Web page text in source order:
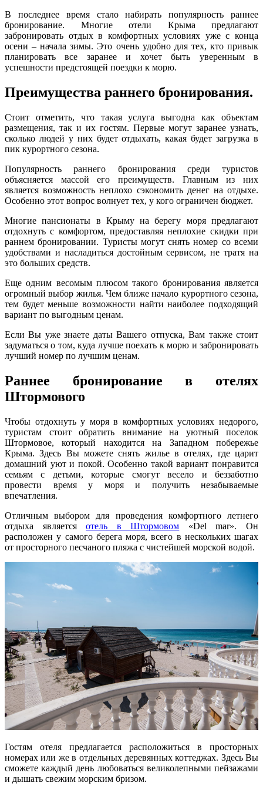
В последнее время стало набирать популярность раннее
бронирование. Многие отели Крыма предлагают
забронировать отдых в комфортных условиях уже с конца
осени – начала зимы. Это очень удобно для тех, кто привык
планировать все заранее и хочет быть уверенным в
успешности предстоящей поездки к морю.
Преимущества раннего бронирования.
Стоит отметить, что такая услуга выгодна как объектам
размещения, так и их гостям. Первые могут заранее узнать,
сколько людей у них будет отдыхать, какая будет загрузка в
пик курортного сезона.
Популярность раннего бронирования среди туристов
объясняется массой его преимуществ. Главным из них
является возможность неплохо сэкономить денег на отдыхе.
Особенно этот вопрос волнует тех, у кого ограничен бюджет.
Многие пансионаты в Крыму на берегу моря предлагают
отдохнуть с комфортом, предоставляя неплохие скидки при
раннем бронировании. Туристы могут снять номер со всеми
удобствами и насладиться достойным сервисом, не тратя на
это больших средств.
Еще одним весомым плюсом такого бронирования является
огромный выбор жилья. Чем ближе начало курортного сезона,
тем будет меньше возможности найти наиболее подходящий
вариант по выгодным ценам.
Если Вы уже знаете даты Вашего отпуска, Вам также стоит
задуматься о том, куда лучше поехать к морю и забронировать
лучший номер по лучшим ценам.
Раннее бронирование в отелях
Штормового
Чтобы отдохнуть у моря в комфортных условиях недорого,
туристам стоит обратить внимание на уютный поселок
Штормовое, который находится на Западном побережье
Крыма. Здесь Вы можете снять жилье в отелях, где царит
домашний уют и покой. Особенно такой вариант понравится
семьям с детьми, которые смогут весело и беззаботно
провести время у моря и получить незабываемые
впечатления.
Отличным выбором для проведения комфортного летнего
отдыха являетсяотель в Штормовом «Del mar». Он
расположен у самого берега моря, всего в нескольких шагах
от просторного песчаного пляжа с чистейшей морской водой.
Гостям отеля предлагается расположиться в просторных
номерах или же в отдельных деревянных коттеджах. Здесь Вы
сможете каждый день любоваться великолепными пейзажами
и дышать свежим морским бризом.